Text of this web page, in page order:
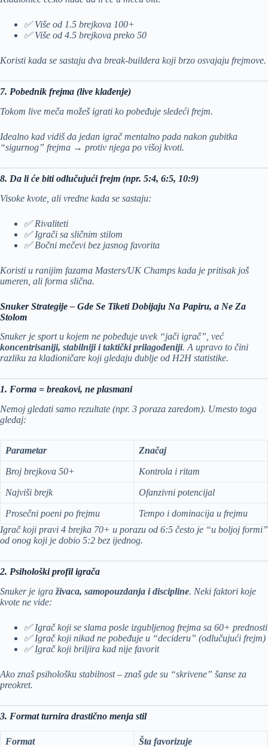
✅ Više od 1.5 brejkova 100+
✅ Više od 4.5 brejkova preko 50
Koristi kada se sastaju dva break-buildera koji brzo osvajaju frejmove.
7. Pobednik frejma (live klađenje)
Tokom live meča možeš igrati ko pobeđuje sledeći frejm.
Idealno kad vidiš da jedan igrač mentalno pada nakon gubitka
“sigurnog” frejma → protiv njega po višoj kvoti.
8. Da li će biti odlučujući frejm (npr. 5:4, 6:5, 10:9)
Visoke kvote, ali vredne kada se sastaju:
✅ Rivaliteti
✅ Igrači sa sličnim stilom
✅ Bočni mečevi bez jasnog favorita
Koristi u ranijim fazama Masters/UK Champs kada je pritisak još
umeren, ali forma slična.
Snuker Strategije – Gde Se Tiketi Dobijaju Na Papiru, a Ne Za
Stolom
Snuker je sport u kojem ne pobeđuje uvek “jači igrač”, već
koncentrisaniji, stabilniji i taktički prilagođeniji. A upravo to čini
razliku za kladioničare koji gledaju dublje od H2H statistike.
1. Forma = breakovi, ne plasmani
Nemoj gledati samo rezultate (npr. 3 poraza zaredom). Umesto toga
gledaj:
Parametar Značaj
Broj brejkova 50+ Kontrola i ritam
Najviši brejk Ofanzivni potencijal
Prosečni poeni po frejmu
Tempo i dominacija u frejmu
Igrač koji pravi 4 brejka 70+ u porazu od 6:5 često je “u boljoj formi”
od onog koji je dobio 5:2 bez ijednog.
2. Psihološki profil igrača
Snuker je igra živaca, samopouzdanja i discipline. Neki faktori koje
kvote ne vide:
✅ Igrač koji se slama posle izgubljenog frejma sa 60+ prednosti
✅ Igrač koji nikad ne pobeđuje u “decideru” (odlučujući frejm)
✅ Igrač koji briljira kad nije favorit
Ako znaš psihološku stabilnost – znaš gde su “skrivene” šanse za
preokret.
3. Format turnira drastično menja stil
Format Šta favorizuje